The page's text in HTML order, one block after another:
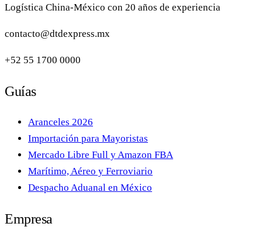
Logística China-México con 20 años de experiencia
contacto@dtdexpress.mx
+52 55 1700 0000
Guías
Aranceles 2026
Importación para Mayoristas
Mercado Libre Full y Amazon FBA
Marítimo, Aéreo y Ferroviario
Despacho Aduanal en México
Empresa